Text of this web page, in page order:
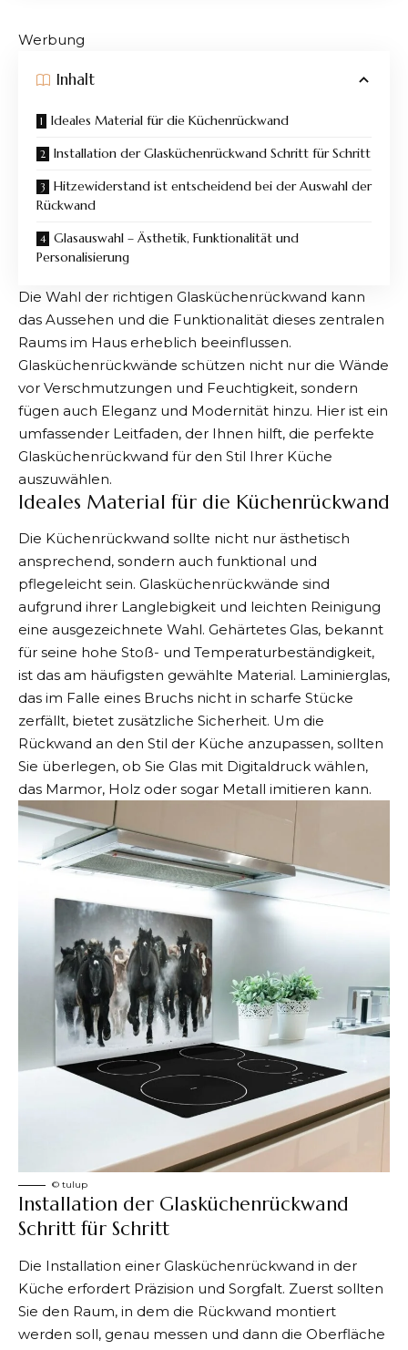
Werbung
Inhalt
Ideales Material für die Küchenrückwand
Installation der Glasküchenrückwand Schritt für Schritt
Hitzewiderstand ist entscheidend bei der Auswahl der
Rückwand
Glasauswahl – Ästhetik, Funktionalität und
Personalisierung
Die Wahl der richtigen Glasküchenrückwand kann
das Aussehen und die Funktionalität dieses zentralen
Raums im Haus erheblich beeinflussen.
Glasküchenrückwände schützen nicht nur die Wände
vor Verschmutzungen und Feuchtigkeit, sondern
fügen auch Eleganz und Modernität hinzu. Hier ist ein
umfassender Leitfaden, der Ihnen hilft, die perfekte
Glasküchenrückwand für den Stil Ihrer Küche
auszuwählen.
Ideales Material für die Küchenrückwand
Die Küchenrückwand sollte nicht nur ästhetisch
ansprechend, sondern auch funktional und
pflegeleicht sein. Glasküchenrückwände sind
aufgrund ihrer Langlebigkeit und leichten Reinigung
eine ausgezeichnete Wahl. Gehärtetes Glas, bekannt
für seine hohe Stoß- und Temperaturbeständigkeit,
ist das am häufigsten gewählte Material. Laminierglas,
das im Falle eines Bruchs nicht in scharfe Stücke
zerfällt, bietet zusätzliche Sicherheit. Um die
Rückwand an den Stil der Küche anzupassen, sollten
Sie überlegen, ob Sie Glas mit Digitaldruck wählen,
das Marmor, Holz oder sogar Metall imitieren kann.
©️ tulup
Installation der Glasküchenrückwand
Schritt für Schritt
Die Installation einer Glasküchenrückwand in der
Küche erfordert Präzision und Sorgfalt. Zuerst sollten
Sie den Raum, in dem die Rückwand montiert
werden soll, genau messen und dann die Oberfläche